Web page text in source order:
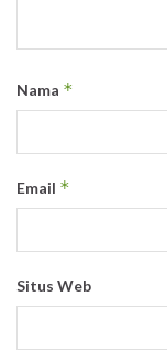
Nama *
Email *
Situs Web